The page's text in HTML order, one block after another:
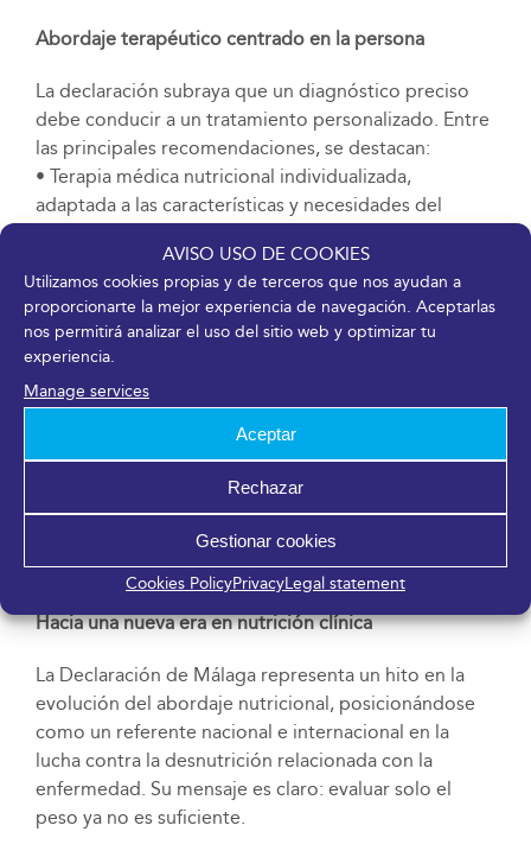
AVISO USO DE COOKIES
Utilizamos cookies propias y de terceros que nos ayudan a
proporcionarte la mejor experiencia de navegación. Aceptarlas
nos permitirá analizar el uso del sitio web y optimizar tu
experiencia.
Manage services
Aceptar
Rechazar
Gestionar cookies
Cookies PolicyPrivacyLegal statement
Abordaje terapéutico centrado en la persona
La declaración subraya que un diagnóstico preciso
debe conducir a un tratamiento personalizado. Entre
las principales recomendaciones, se destacan:
• Terapia médica nutricional individualizada,
adaptada a las características y necesidades del
• Programas de ejercicio terapéutico, como parte del
tratamiento clínico, orientados a recuperar masa
muscular y funcionalidad.
• Enfoque interdisciplinar, que combine la
rehabilitadores y otros profesionales, integrando el
componente biopsicosocial de cada caso.
Este modelo asegura que la atención nutricional se
base no solo en datos instrumentales, sino también
en aspectos como la calidad de vida, el contexto
clínico del paciente y su adherencia terapéutica.
Hacia una nueva era en nutrición clínica
La Declaración de Málaga representa un hito en la
evolución del abordaje nutricional, posicionándose
como un referente nacional e internacional en la
lucha contra la desnutrición relacionada con la
enfermedad. Su mensaje es claro: evaluar solo el
peso ya no es suficiente.